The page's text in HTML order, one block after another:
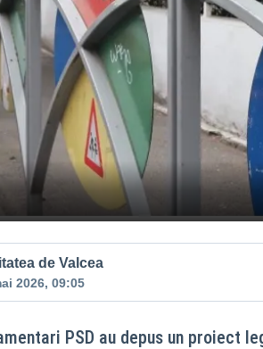
de Valcea
2026, 09:05
PSD au depus un proiect